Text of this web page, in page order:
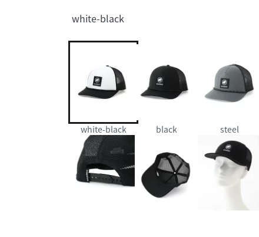
white-black
white-black black steel